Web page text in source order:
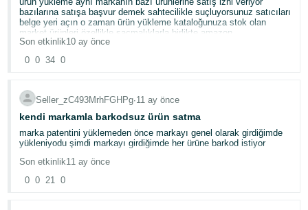
bazılarına satışa başvur demek sahtecilikle suçluyorsunuz satıcıları
belge yeri açın o zaman ürün yükleme kataloğunuza stok olan
market ürünleri özellikle saçmalıklarla birlikte amazon
Son etkinlik10 ay önce
0 0 34 0
Seller_zC493MrhFGHPg∙11 ay önce
kendi markamla barkodsuz ürün satma
marka patentini yüklemeden önce markayı genel olarak girdiğimde
yükleniyodu şimdi markayı girdiğimde her ürüne barkod istiyor
Son etkinlik11 ay önce
0 0 21 0